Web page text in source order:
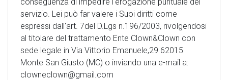
servizio. Lei può far valere i Suoi diritti come
espressi dall'art. 7del D.Lgs n.196/2003, rivolgendosi
al titolare del trattamento Ente Clown&Clown con
sede legale in Via Vittorio Emanuele,29 62015
Monte San Giusto (MC) o inviando una e-mail a:
clowneclown@gmail.com